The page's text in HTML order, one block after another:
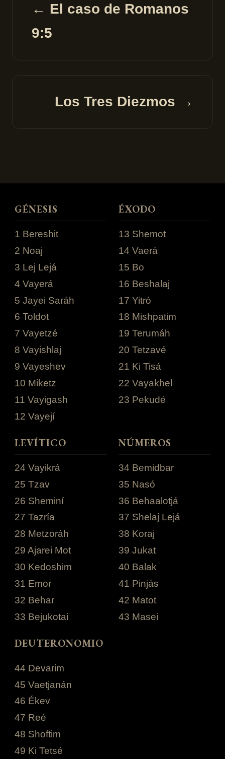
← El caso de Romanos
9:5
Los Tres Diezmos →
GÉNESIS
1 Bereshit
2 Noaj
3 Lej Lejá
4 Vayerá
5 Jayei Saráh
6 Toldot
7 Vayetzé
8 Vayishlaj
9 Vayeshev
10 Miketz
11 Vayigash
12 Vayejí
ÉXODO
13 Shemot
14 Vaerá
15 Bo
16 Beshalaj
17 Yitró
18 Mishpatim
19 Terumáh
20 Tetzavé
21 Ki Tisá
22 Vayakhel
23 Pekudé
LEVÍTICO
24 Vayikrá
25 Tzav
26 Sheminí
27 Tazría
28 Metzoráh
29 Ajarei Mot
30 Kedoshim
31 Emor
32 Behar
33 Bejukotai
NÚMEROS
34 Bemidbar
35 Nasó
36 Behaalotjá
37 Shelaj Lejá
38 Koraj
39 Jukat
40 Balak
41 Pinjás
42 Matot
43 Masei
DEUTERONOMIO
44 Devarim
45 Vaetjanán
46 Ékev
47 Reé
48 Shoftim
49 Ki Tetsé